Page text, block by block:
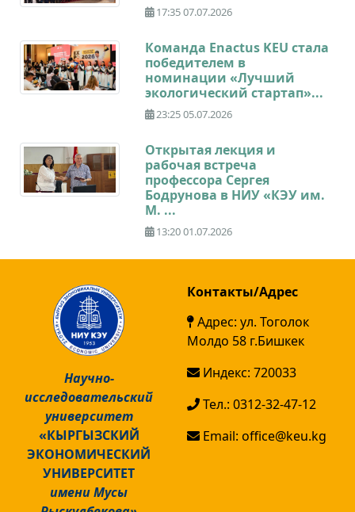
17:35 07.07.2026
Команда Enactus KEU стала
победителем в
номинации «Лучший
экологический стартап»...
23:25 05.07.2026
Открытая лекция и
рабочая встреча
профессора Сергея
Бодрунова в НИУ «КЭУ им.
М. ...
13:20 01.07.2026
Научно-
исследовательский
университет
«КЫРГЫЗСКИЙ
ЭКОНОМИЧЕСКИЙ
УНИВЕРСИТЕТ
имени Мусы
Контакты/Адрес
Адрес: ул. Тоголок
Молдо 58 г.Бишкек
Индекс: 720033
Тел.: 0312-32-47-12
Email: office@keu.kg